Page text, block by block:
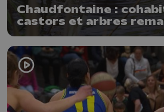
Chaudfontaine :
castors et arbres